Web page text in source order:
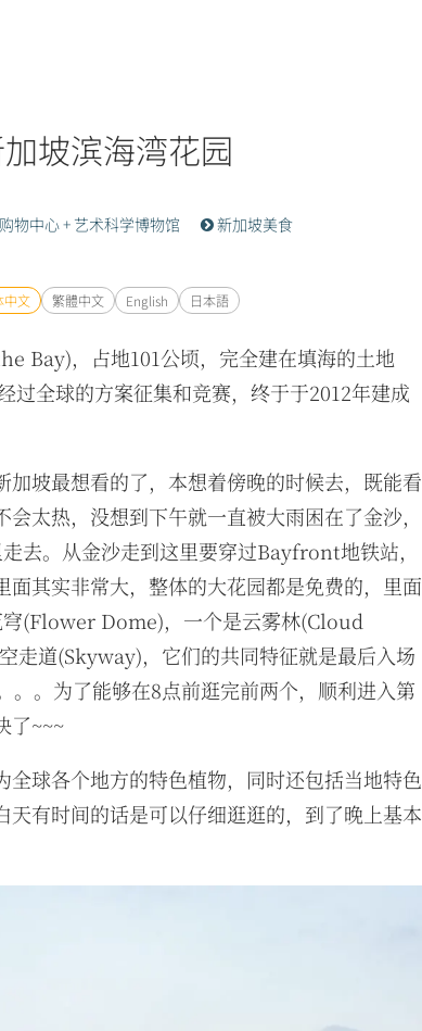
坡滨海湾花园
物中心 + 艺术科学博物馆 新加坡美食
中文 繁體中文 English 日本語
Bay)，占地101公顷，完全建在填海的土地
过全球的方案征集和竞赛，终于于2012年建成
加坡最想看的了，本想着傍晚的时候去，既能看
太热，没想到下午就一直被大雨困在了金沙，
去。从金沙走到这里要穿过Bayfront地铁站，
面其实非常大，整体的大花园都是免费的，里面
(Flower Dome)，一个是云雾林(Cloud
走道(Skyway)，它们的共同特征就是最后入场
。。为了能够在8点前逛完前两个，顺利进入第
了~~~
全球各个地方的特色植物，同时还包括当地特色
天有时间的话是可以仔细逛逛的，到了晚上基本